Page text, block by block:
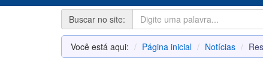
Buscar no site:
Você está aqui: Página inicial Notícias